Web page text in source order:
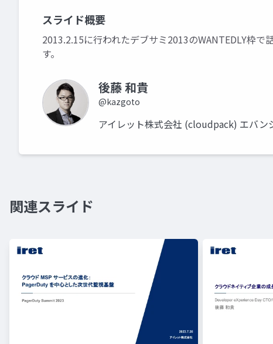
スライド概要
2013.2.15に行われたデブサミ2013のWANTEDLY枠
す。
後藤 和貴
@kazgoto
アイレット株式会社 (cloudpack) エバン
関連スライド